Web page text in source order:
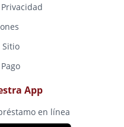
Sitio
App
en línea